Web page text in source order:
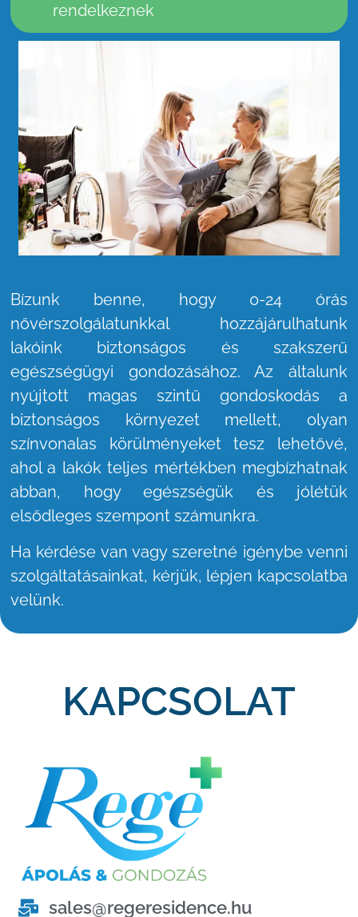
rendelkeznek
Bízunk benne, hogy 0-24 órás
nővérszolgálatunkkal hozzájárulhatunk
lakóink biztonságos és szakszerű
egészségügyi gondozásához. Az általunk
nyújtott magas szintű gondoskodás a
biztonságos környezet mellett, olyan
színvonalas körülményeket tesz lehetővé,
ahol a lakók teljes mértékben megbízhatnak
abban, hogy egészségük és jólétük
elsődleges szempont számunkra.
Ha kérdése van vagy szeretné igénybe venni
szolgáltatásainkat, kérjük, lépjen kapcsolatba
velünk.
KAPCSOLAT
sales@regeresidence.hu